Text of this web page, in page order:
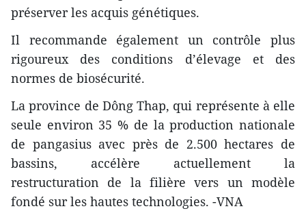
préserver les acquis génétiques.
Il recommande également un contrôle plus
rigoureux des conditions d’élevage et des
normes de biosécurité.
La province de Dông Thap, qui représente à elle
seule environ 35 % de la production nationale
de pangasius avec près de 2.500 hectares de
bassins, accélère actuellement la
restructuration de la filière vers un modèle
fondé sur les hautes technologies. -VNA